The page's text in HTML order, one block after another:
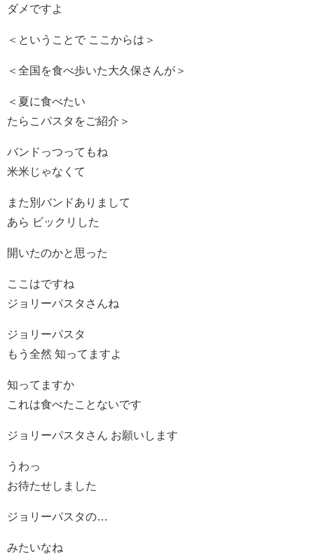
ダメですよ
＜ということで ここからは＞
＜全国を食べ歩いた大久保さんが＞
＜夏に食べたい
たらこパスタをご紹介＞
バンドっつってもね
米米じゃなくて
また別バンドありまして
あら ビックリした
開いたのかと思った
ここはですね
ジョリーパスタさんね
ジョリーパスタ
もう全然 知ってますよ
知ってますか
これは食べたことないです
ジョリーパスタさん お願いします
うわっ
お待たせしました
ジョリーパスタの…
みたいなね